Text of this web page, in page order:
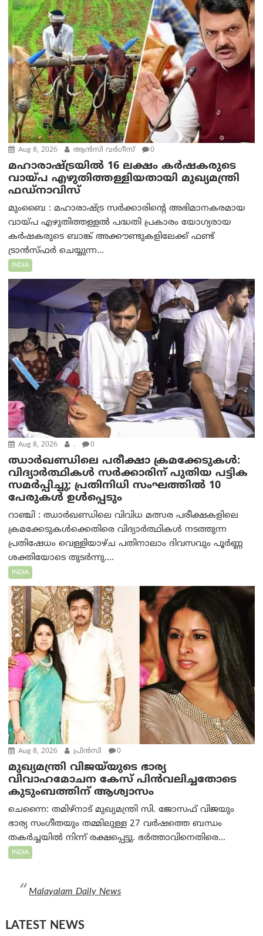
Aug 8, 2026 ആന്‍സി വര്‍ഗീസ് 0
മഹാരാഷ്ട്രയിൽ 16 ലക്ഷം കർഷകരുടെ
വായ്പ എഴുതിത്തള്ളിയതായി മുഖ്യമന്ത്രി
ഫഡ്‌നാവിസ്
മുംബൈ : മഹാരാഷ്ട്ര സർക്കാരിന്റെ അഭിമാനകരമായ
വായ്പ എഴുതിത്തള്ളൽ പദ്ധതി പ്രകാരം യോഗ്യരായ
കർഷകരുടെ ബാങ്ക് അക്കൗണ്ടുകളിലേക്ക് ഫണ്ട്
ട്രാൻസ്ഫർ ചെയ്യുന്ന...
INDIA
Aug 8, 2026 . 0
ഝാര്‍ഖണ്ഡിലെ പരീക്ഷാ ക്രമക്കേടുകള്‍:
വിദ്യാർത്ഥികൾ സർക്കാരിന് പുതിയ പട്ടിക
സമർപ്പിച്ചു; പ്രതിനിധി സംഘത്തിൽ 10
പേരുകൾ ഉൾപ്പെടും
റാഞ്ചി : ഝാർഖണ്ഡിലെ വിവിധ മത്സര പരീക്ഷകളിലെ
ക്രമക്കേടുകൾക്കെതിരെ വിദ്യാർത്ഥികൾ നടത്തുന്ന
പ്രതിഷേധം വെള്ളിയാഴ്ച പതിനാലാം ദിവസവും പൂർണ്ണ
ശക്തിയോടെ തുടർന്നു....
INDIA
Aug 8, 2026 പ്രിന്‍സി 0
മുഖ്യമന്ത്രി വിജയ്‌യുടെ ഭാര്യ
വിവാഹമോചന കേസ് പിൻവലിച്ചതോടെ
കുടുംബത്തിന് ആശ്വാസം
ചെന്നൈ: തമിഴ്‌നാട് മുഖ്യമന്ത്രി സി. ജോസഫ് വിജയും
ഭാര്യ സംഗീതയും തമ്മിലുള്ള 27 വർഷത്തെ ബന്ധം
തകർച്ചയിൽ നിന്ന് രക്ഷപ്പെട്ടു. ഭർത്താവിനെതിരെ...
INDIA
Malayalam Daily News
LATEST NEWS